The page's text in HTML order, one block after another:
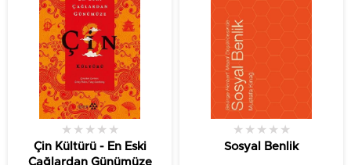
Çin Kültürü - En Eski
Çağlardan Günümüze
★ ★ ★ ★ ★
Sosyal Benlik
★ ★ ★ ★ ★